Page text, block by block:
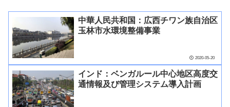
中華人民共和国：広西チワン族自治区
玉林市水環境整備事業
2020-05-20
インド：ベンガルール中心地区高度交
通情報及び管理システム導入計画